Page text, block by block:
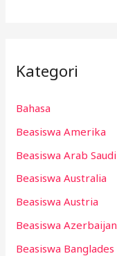
Kategori
Bahasa
Beasiswa Amerika
Beasiswa Arab Saudi
Beasiswa Australia
Beasiswa Austria
Beasiswa Azerbaijan
Beasiswa Banglades